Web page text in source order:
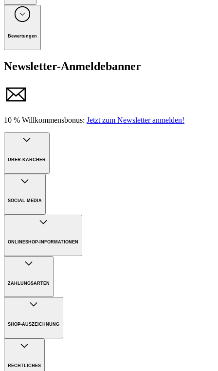
Unternehmen: Alfred Kärcher Vertriebs-GmbH, D-71364
Winnenden
Handbuch
Bewertungen
Newsletter-Anmeldebanner
10 % Willkommensbonus: Jetzt zum Newsletter anmelden!
ÜBER KÄRCHER
Unternehmen
Nachhaltigkeit
SOCIAL MEDIA
ONLINESHOP-INFORMATIONEN
Versandkosten
Bezahlung
Gewährleistung
ZAHLUNGSARTEN
SHOP-AUSZEICHNUNG
RECHTLICHES